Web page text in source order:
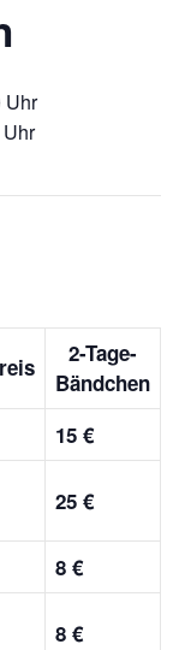
Uhr
2-Tage-
Bändchen
15 €
25 €
8 €
8 €